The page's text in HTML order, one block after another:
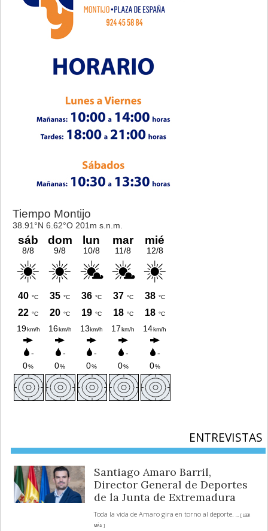
ENTREVISTAS
Santiago Amaro Barril,
Director General de Deportes
de la Junta de Extremadura
Toda la vida de Amaro gira en torno al deporte. ... [ LEER
MÁS ]